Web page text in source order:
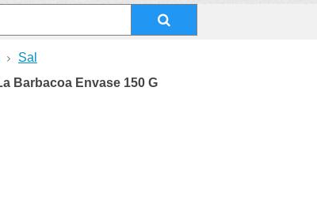
Sal
Barbacoa Envase 150 G